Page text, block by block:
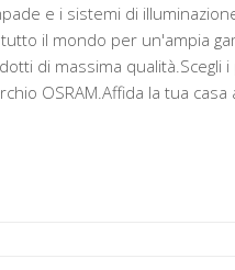
e i sistemi di
il mondo per un'ampia
di massima qualità.Scegli
OSRAM.Affida la tua